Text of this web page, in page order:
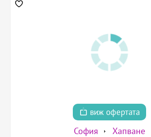
виж офертата
София Хапване